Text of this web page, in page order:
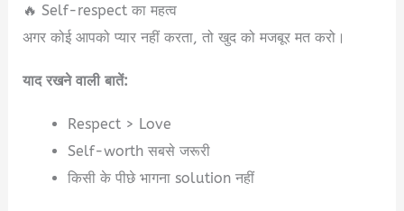
🔥 Self-respect का महत्व
अगर कोई आपको प्यार नहीं करता, तो खुद को मजबूर मत करो।
याद रखने वाली बातें:
Respect > Love
Self-worth सबसे जरूरी
किसी के पीछे भागना solution नहीं